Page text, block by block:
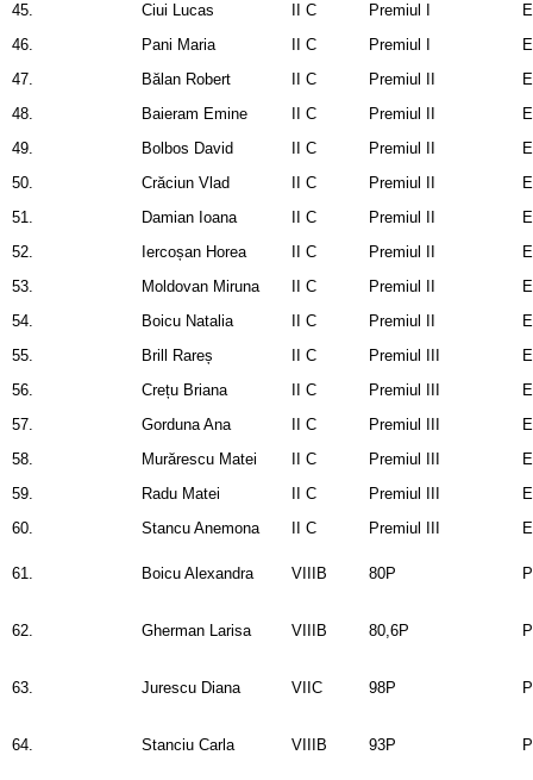
45.
Ciui Lucas II C Premiul I
46.
Pani Maria II C Premiul I
47.
Bălan Robert II C Premiul II
48.
Baieram Emine II C Premiul II
49.
Bolbos David II C Premiul II
50.
Crăciun Vlad II C Premiul II
51.
Damian Ioana II C Premiul II
52.
Iercoșan Horea II C Premiul II
53.
Moldovan Miruna II C Premiul II
54.
Boicu Natalia II C Premiul II
55.
Brill Rareș II C Premiul III
56.
Crețu Briana II C Premiul III
57.
Gorduna Ana II C Premiul III
58.
Murărescu Matei II C Premiul III
59.
Radu Matei II C Premiul III
60.
Stancu Anemona II C Premiul III
61. Boicu Alexandra VIIIB 80P
62. Gherman Larisa VIIIB 80,6P
63. Jurescu Diana VIIC 98P
64. Stanciu Carla VIIIB 93P